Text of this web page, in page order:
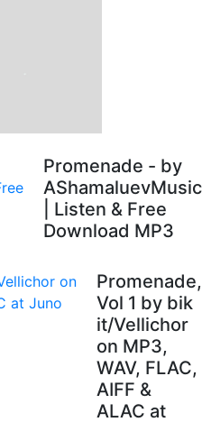
Promenade - by
AShamaluevMusic
| Listen & Free
Download MP3
Promenade,
Vol 1 by bik
it/Vellichor
on MP3,
WAV, FLAC,
AIFF &
ALAC at